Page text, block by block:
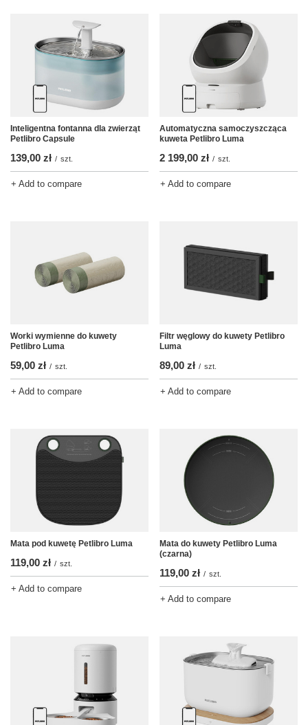
Inteligentna fontanna dla zwierząt
Petlibro Capsule
139,00 zł / szt.
+ Add to compare
Automatyczna samoczyszcząca
kuweta Petlibro Luma
2 199,00 zł / szt.
+ Add to compare
Worki wymienne do kuwety
Petlibro Luma
59,00 zł / szt.
+ Add to compare
Filtr węglowy do kuwety Petlibro
Luma
89,00 zł / szt.
+ Add to compare
Mata pod kuwetę Petlibro Luma
119,00 zł / szt.
+ Add to compare
Mata do kuwety Petlibro Luma
(czarna)
119,00 zł / szt.
+ Add to compare